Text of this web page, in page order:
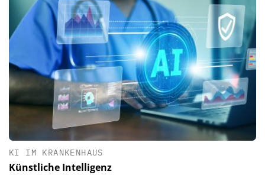
KI IM KRANKENHAUS
Künstliche Intelligenz